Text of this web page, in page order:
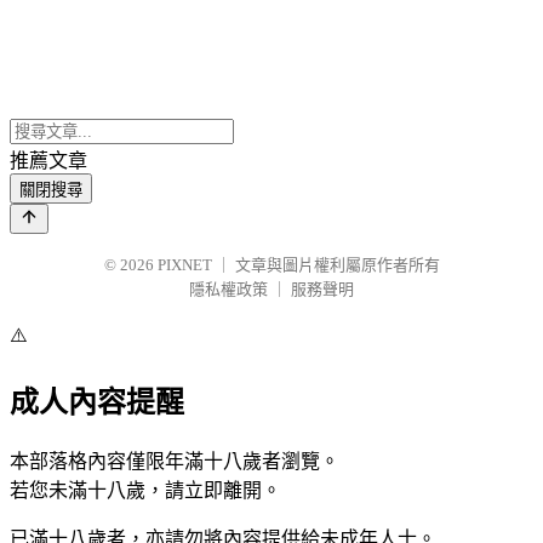
推薦文章
關閉搜尋
© 2026 PIXNET
文章與圖片權利屬原作者所有
隱私權政策
服務聲明
⚠️
成人內容提醒
本部落格內容僅限年滿十八歲者瀏覽。
若您未滿十八歲，請立即離開。
已滿十八歲者，亦請勿將內容提供給未成年人士。